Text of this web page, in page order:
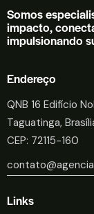
Somos
impacto,
impulsionando
Endereço
QNB 16 Edifício
Taguatinga,
CEP: 72115-160
Links